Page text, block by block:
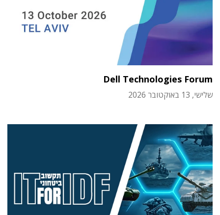
Dell Technologies Forum
שלישי, 13 באוקטובר 2026